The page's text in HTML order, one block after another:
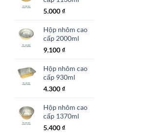
5.000₫
Hộp nhôm cao
cấp 2000ml
9.100₫
Hộp nhôm cao
cấp 930ml
4.300₫
Hộp nhôm cao
cấp 1370ml
5.400₫